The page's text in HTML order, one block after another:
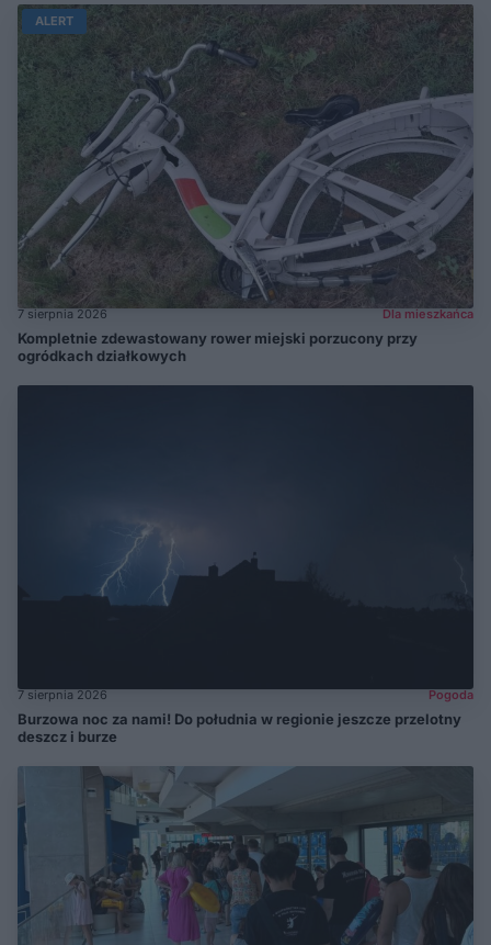
ALERT
7 sierpnia 2026 Dla mieszkańca
Kompletnie zdewastowany rower miejski porzucony przy
ogródkach działkowych
7 sierpnia 2026 Pogoda
Burzowa noc za nami! Do południa w regionie jeszcze przelotny
deszcz i burze